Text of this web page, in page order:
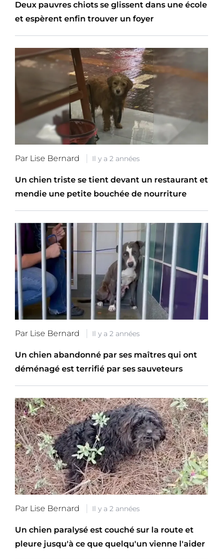
Deux pauvres chiots se glissent dans une école
et espèrent enfin trouver un foyer
Par Lise Bernard Il y a 2 années
Un chien triste se tient devant un restaurant et
mendie une petite bouchée de nourriture
Par Lise Bernard Il y a 2 années
Un chien abandonné par ses maîtres qui ont
déménagé est terrifié par ses sauveteurs
Par Lise Bernard Il y a 2 années
Un chien paralysé est couché sur la route et
pleure jusqu'à ce que quelqu'un vienne l'aider